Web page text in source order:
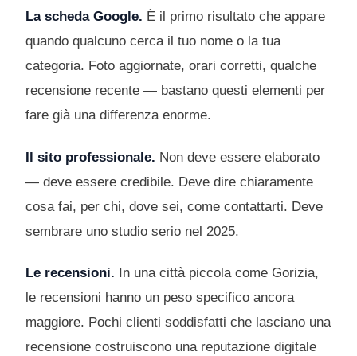
La scheda Google. È il primo risultato che appare
quando qualcuno cerca il tuo nome o la tua
categoria. Foto aggiornate, orari corretti, qualche
recensione recente — bastano questi elementi per
fare già una differenza enorme.
Il sito professionale. Non deve essere elaborato
— deve essere credibile. Deve dire chiaramente
cosa fai, per chi, dove sei, come contattarti. Deve
sembrare uno studio serio nel 2025.
Le recensioni. In una città piccola come Gorizia,
le recensioni hanno un peso specifico ancora
maggiore. Pochi clienti soddisfatti che lasciano una
recensione costruiscono una reputazione digitale